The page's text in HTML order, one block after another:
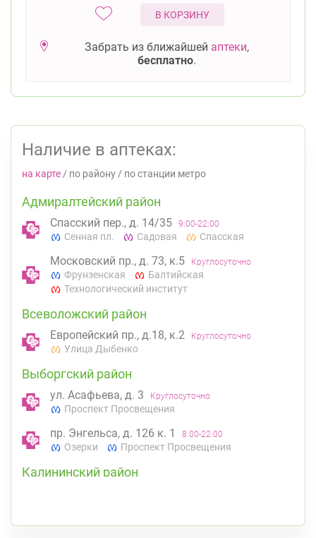
В КОРЗИНУ
Забрать из ближайшей аптеки,
бесплатно.
Наличие в аптеках:
на карте / по району / по станции метро
Адмиралтейский район
Спасский пер., д. 14/35 9:00-22:00
Сенная пл. Садовая Спасская
Московский пр., д. 73, к.5 Круглосуточно
Фрунзенская
Балтийская
Технологический институт
Всеволожский район
Европейский пр., д.18, к.2 Круглосуточно
Улица Дыбенко
Выборгский район
ул. Асафьева, д. 3 Круглосуточно
Проспект Просвещения
пр. Энгельса, д. 126 к. 1 8:00-22:00
Озерки Проспект Просвещения
Калининский район